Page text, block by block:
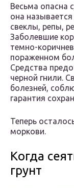
Весьма опасна
она
свеклы, репы,
Заболевшие
темно-
пораженном
Средства
черной гнили.
болезней,
гарантия
Теперь
моркови.
Когда
грунт